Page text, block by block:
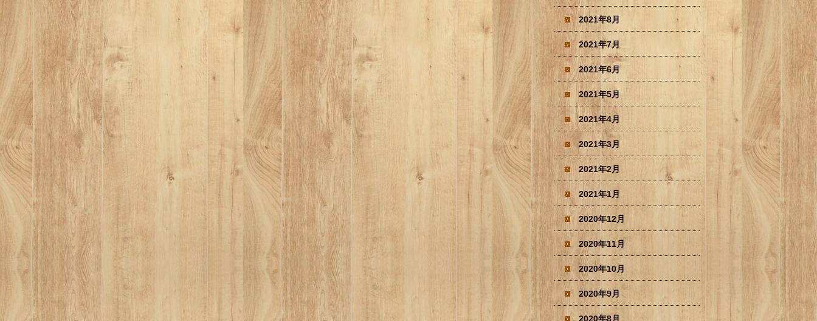
2021年8月
2021年7月
2021年6月
2021年5月
2021年4月
2021年3月
2021年2月
2021年1月
2020年12月
2020年11月
2020年10月
2020年9月
2020年8月